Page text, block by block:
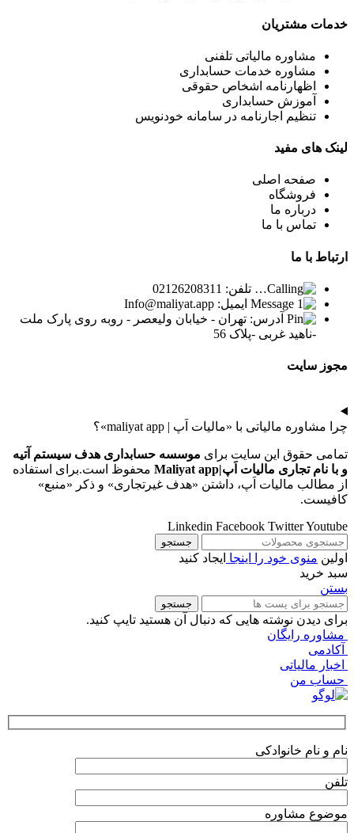
خدمات مشتریان
مشاوره مالیاتی تلفنی
مشاوره خدمات حسابداری
اظهارنامه اشخاص حقوقی
آموزش حسابداری
تنظیم اجارنامه در سامانه خودنویس
لینک های مفید
صفحه اصلی
فروشگاه
درباره ما
تماس با ما
ارتباط با ما
تلفن: 02126208311
ایمیل: Info@maliyat.app
آدرس: تهران - خیابان ولیعصر - روبه روی پارک ملت
-ناهید غربی -پلاک 56
مجوز سایت
چرا مشاوره مالیاتی با «مالیات اَپ | maliyat app»؟
تمامی حقوق این سایت برای موسسه حسابداری هدف سیستم آتیه
و با نام تجاری مالیات اَپ|Maliyat app
محفوظ است.برای استفاده
از مطالب مالیات اَپ، داشتن «هدف غیرتجاری» و ذکر «منبع»
کافیست.
Linkedin Facebook TwitterYoutube
جستجو
اولین منوی خود را اینجا ایجاد کنید
سبد خرید
بستن
جستجو
برای دیدن نوشته هایی که دنبال آن هستید تایپ کنید.
مشاوره رایگان
آکادمی
اخبار مالیاتی
حساب من
نام و نام خانوادکی
تلفن
موضوع مشاوره